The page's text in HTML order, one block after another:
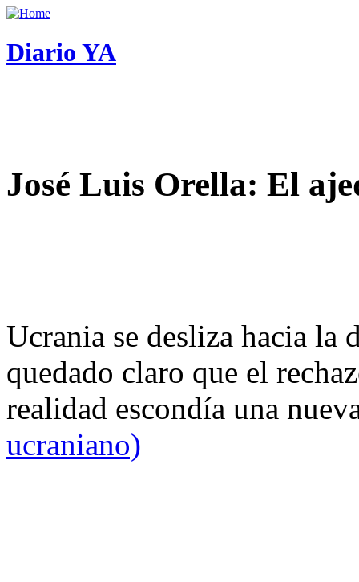
Diario YA
José Luis Orella: El
Ucrania se desliza hacia
quedado claro que el
realidad escondía una
ucraniano)